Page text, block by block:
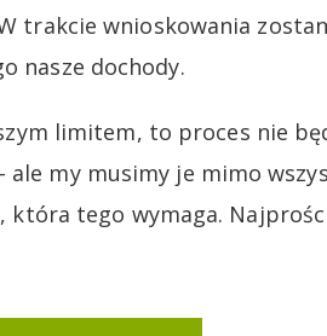
trakcie wnioskowania
nasze dochody.
limitem, to proces nie
ale my musimy je mimo
która tego wymaga.